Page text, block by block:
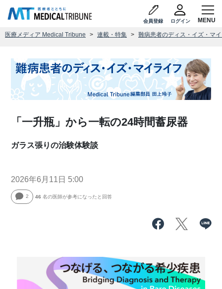
会員登録 ログイン
医療メディア Medical Tribune 連載・特集 難病患者のディス・イズ・マ
「一升瓶」から一転の24時間蓄尿器
ガラス張りの治験体験談
2026年6月11日 5:00
2 46 名の医師が参考になったと回答